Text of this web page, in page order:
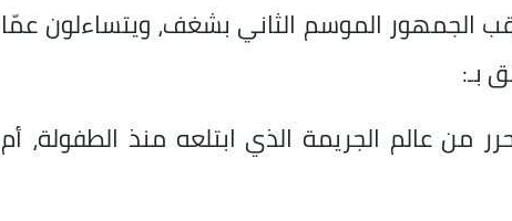
الجمهور الموسم الثاني بشغف، ويتساءلون عمّا
بـ:
عالم الجريمة الذي ابتلعه منذ الطفولة، أم